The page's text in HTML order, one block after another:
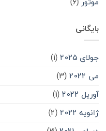
بایگانی
جولای 2025
(1)
می 2022
(3)
آوریل 2022
(1)
ژانویه 2022
(2)